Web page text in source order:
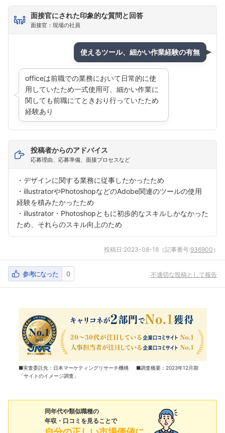
面接官にされた印象的な質問と回答
面接官：現場の社員
使えるツール、細かい作業経験の有無
officeは前職での業務において日常的に使
用していたため一式使用可、細かい作業に
関しても前職にてときおり行っていたため
経験あり
投稿者からのアドバイス
応募理由、応募準備、面接プロセスなど
・デザインに関する業務に従事したかったため
・illustratorやPhotoshopなどのAdobe関連のツールの使用
経験を積みたかったため
・illustrator・Photoshopともに初歩的なスキルしかなかった
ため、それらのスキル向上のため
投稿日:2023-08-18 （記事番号:936900 ）
参考になった 0 不適切な投稿として報告
■実査委託先：日本マーケティングリサーチ機構 ■調査概要：2023年12月期
「サイトのイメージ調査」
同年代や類似職種の
年収・口コミを見ることで